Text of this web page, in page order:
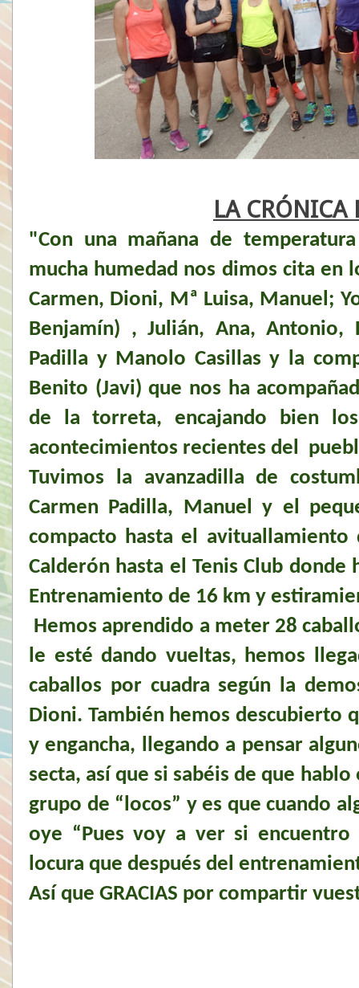
LA CRÓNICA
"Con una mañana de
mucha humedad nos dimos cita en
Carmen, Dioni, Mª Luisa, Manuel;
Benjamín) , Julián, Ana, Antonio,
Padilla y Manolo Casillas y la
Benito (Javi) que nos ha
de la torreta, encajando bien
acontecimientos recientes del
Tuvimos la avanzadilla de
Carmen Padilla, Manuel y el
compacto hasta el
Calderón hasta el Tenis Club
Entrenamiento de 16 km y
Hemos aprendido a meter 28
le esté dando vueltas, hemos
caballos por cuadra según la
Dioni. También hemos descubierto
y engancha, llegando a pensar
secta, así que si sabéis de que
grupo de “locos” y es que cuando
oye “Pues voy a ver si
locura que después del
Así que GRACIAS por compartir